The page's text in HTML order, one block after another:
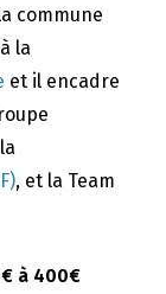
commune
la
et il encadre
, et la Team
à 400€